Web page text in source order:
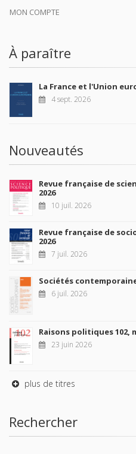
MON COMPTE
À paraître
La France et l'Union
4 sept. 2026
Nouveautés
Revue française de
2026
10 juil. 2026
Revue française de
2026
7 juil. 2026
Sociétés
6 juil. 2026
Raisons politiques 102,
23 juin 2026
plus de titres
Rechercher